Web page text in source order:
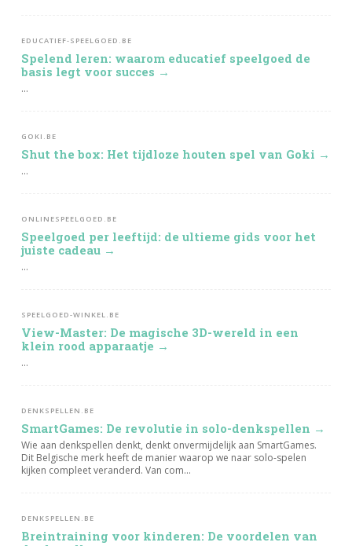
EDUCATIEF-SPEELGOED.BE
Spelend leren: waarom educatief speelgoed de
basis legt voor succes →
...
GOKI.BE
Shut the box: Het tijdloze houten spel van Goki →
...
ONLINESPEELGOED.BE
Speelgoed per leeftijd: de ultieme gids voor het
juiste cadeau →
...
SPEELGOED-WINKEL.BE
View-Master: De magische 3D-wereld in een
klein rood apparaatje →
...
DENKSPELLEN.BE
SmartGames: De revolutie in solo-denkspellen →
Wie aan denkspellen denkt, denkt onvermijdelijk aan SmartGames.
Dit Belgische merk heeft de manier waarop we naar solo-spelen
kijken compleet veranderd. Van com...
DENKSPELLEN.BE
Breintraining voor kinderen: De voordelen van